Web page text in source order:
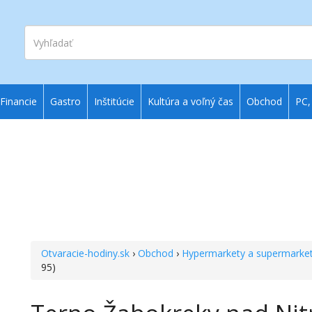
Vyhľadať
Otvaracie-hodiny.sk ›Obchod › Hypermarkety a
95)
Financie Gastro Inštitúcie Kultúra a voľný čas Obchod